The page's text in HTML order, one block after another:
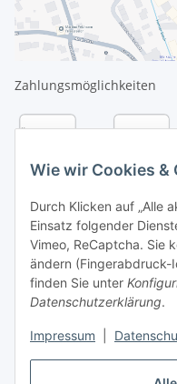
Wie wir Cookies &
Durch Klicken auf „Alle
Einsatz folgender
Vimeo, ReCaptcha. Sie
ändern (Fingerabdruck-
finden Sie unter
Datenschutzerklärung.
Impressum
Zahlungsmöglichkeiten